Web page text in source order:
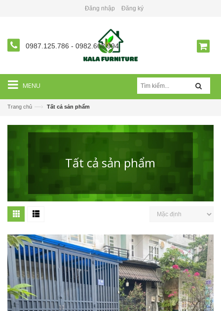
Đăng nhập Đăng ký
0987.125.786 - 0982.668.994
MENU
Trang chủ —› Tất cả sản phẩm
Tất cả sản phẩm